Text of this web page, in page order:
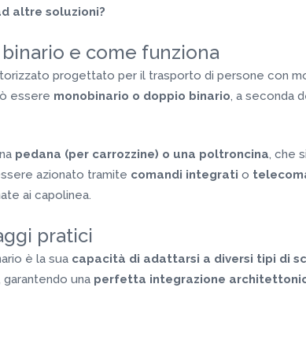
altre soluzioni?
binario e come funziona
progettato per il trasporto di persone con
essere monobinario o doppio binario, a seconda
pedana (per carrozzine) o una poltroncina, che
azionato tramite comandi integrati o
ai capolinea.
pratici
è la sua capacità di adattarsi a diversi tipi di
garantendo una perfetta integrazione